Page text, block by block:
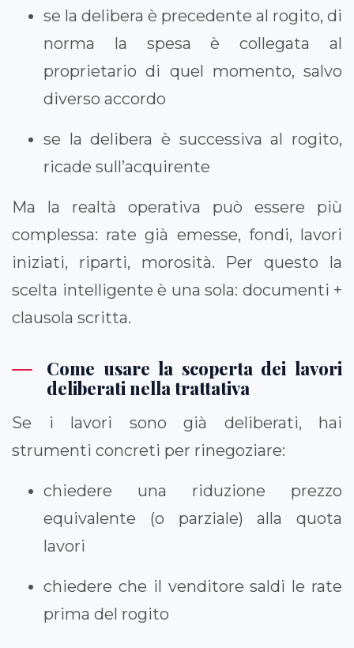
se la delibera è precedente al rogito, di
norma la spesa è collegata al
proprietario di quel momento, salvo
diverso accordo
se la delibera è successiva al rogito,
ricade sull’acquirente
Ma la realtà operativa può essere più
complessa: rate già emesse, fondi, lavori
iniziati, riparti, morosità. Per questo la
scelta intelligente è una sola: documenti +
clausola scritta.
Come usare la scoperta dei lavori
deliberati nella trattativa
Se i lavori sono già deliberati, hai
strumenti concreti per rinegoziare:
chiedere una riduzione prezzo
equivalente (o parziale) alla quota
lavori
chiedere che il venditore saldi le rate
prima del rogito